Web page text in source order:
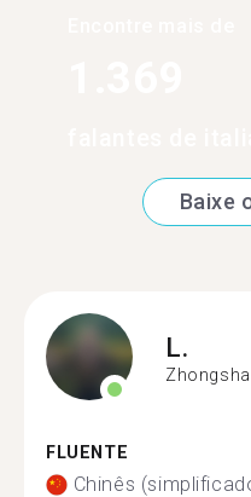
Baixe
L.
FLUENTE
Chinês